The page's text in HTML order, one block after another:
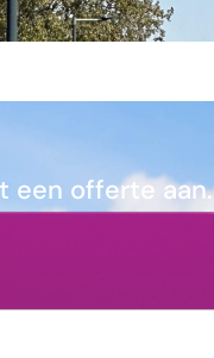
een offerte aan.